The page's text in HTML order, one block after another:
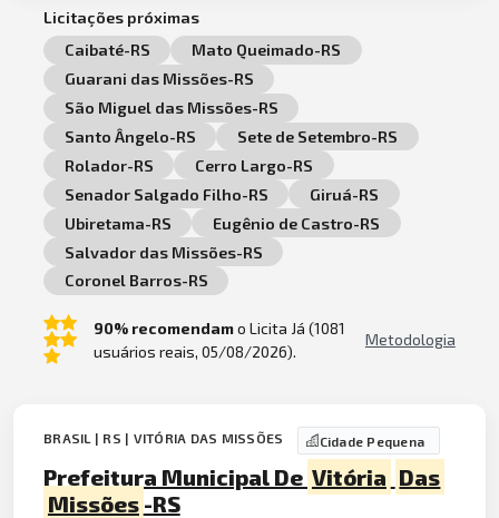
Licitações próximas
Caibaté-RS
Mato Queimado-RS
Guarani das Missões-RS
São Miguel das Missões-RS
Santo Ângelo-RS
Sete de Setembro-RS
Rolador-RS
Cerro Largo-RS
Senador Salgado Filho-RS
Giruá-RS
Ubiretama-RS
Eugênio de Castro-RS
Salvador das Missões-RS
Coronel Barros-RS
90% recomendamo Licita Já (1081
usuários reais, 05/08/2026).
Metodologia
BRASIL | RS | VITÓRIA DAS MISSÕES Cidade Pequena
Prefeitura Municipal De Vitória Das
Missões -RS